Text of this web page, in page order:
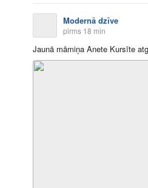
Modernā dzīve
pirms 18 min
Jaunā māmiņa Anete Kursīte